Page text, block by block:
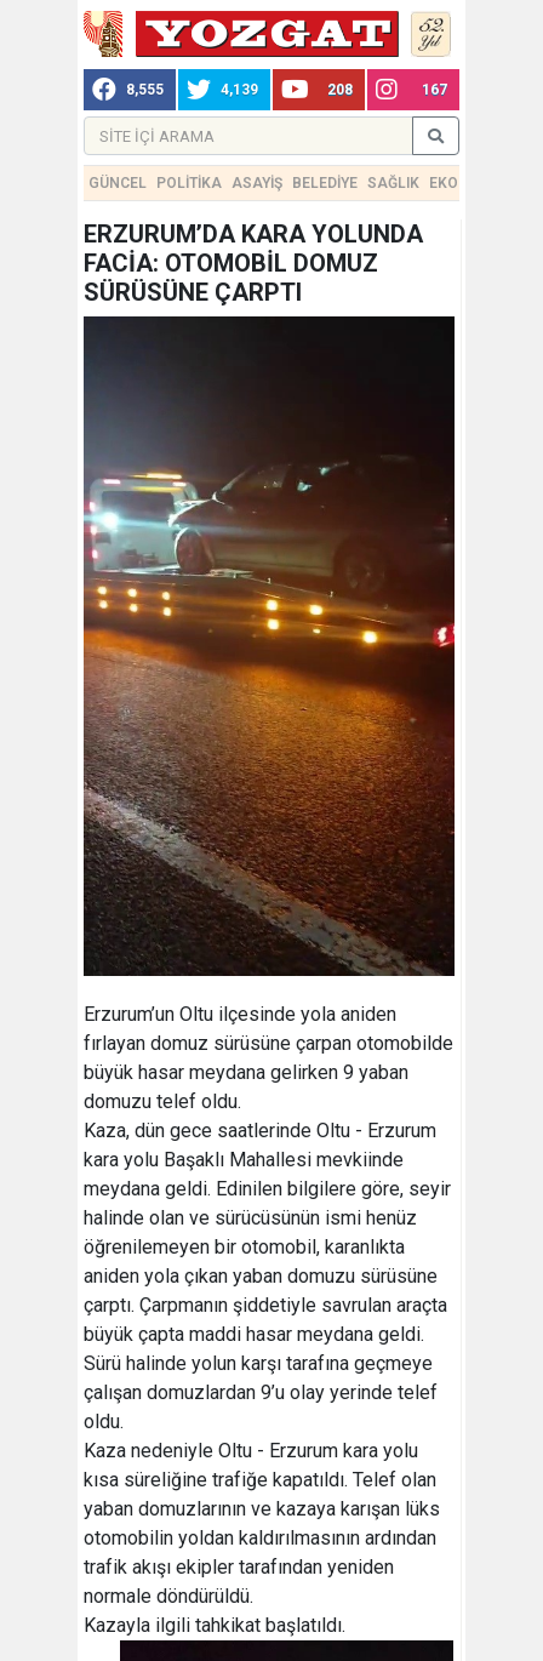
8,555 4,139 208 167
GÜNCEL POLİTİKA ASAYİŞ BELEDİYE SAĞLIK EKONOMİ
ERZURUM’DA KARA YOLUNDA
FACİA: OTOMOBİL DOMUZ
SÜRÜSÜNE ÇARPTI
Erzurum’un Oltu ilçesinde yola aniden
fırlayan domuz sürüsüne çarpan otomobilde
büyük hasar meydana gelirken 9 yaban
domuzu telef oldu.
Kaza, dün gece saatlerinde Oltu - Erzurum
kara yolu Başaklı Mahallesi mevkiinde
meydana geldi. Edinilen bilgilere göre, seyir
halinde olan ve sürücüsünün ismi henüz
öğrenilemeyen bir otomobil, karanlıkta
aniden yola çıkan yaban domuzu sürüsüne
çarptı. Çarpmanın şiddetiyle savrulan araçta
büyük çapta maddi hasar meydana geldi.
Sürü halinde yolun karşı tarafına geçmeye
çalışan domuzlardan 9’u olay yerinde telef
oldu.
Kaza nedeniyle Oltu - Erzurum kara yolu
kısa süreliğine trafiğe kapatıldı. Telef olan
yaban domuzlarının ve kazaya karışan lüks
otomobilin yoldan kaldırılmasının ardından
trafik akışı ekipler tarafından yeniden
normale döndürüldü.
Kazayla ilgili tahkikat başlatıldı.